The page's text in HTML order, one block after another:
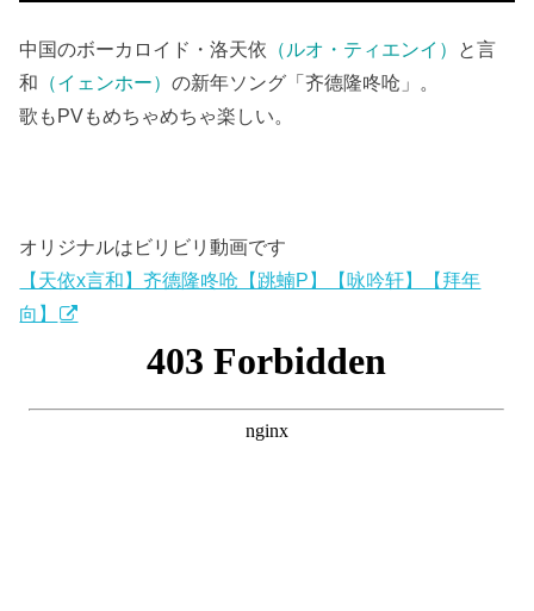
中国のボーカロイド・洛天依 （ルオ・ティエンイ） と言
和 （イェンホー）の新年ソング「齐德隆咚呛」。
歌もPVもめちゃめちゃ楽しい。
オリジナルはビリビリ動画です
【天依x言和】齐德隆咚呛【跳蝻P】【咏吟轩】【拜年
向】